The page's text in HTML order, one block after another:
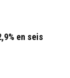
en seis